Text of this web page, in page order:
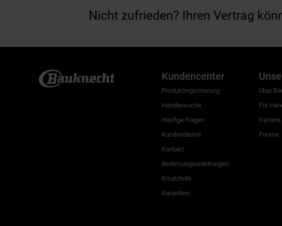
Nicht zufrieden? Ihren Vertrag
Kundencenter
Produktregistrierung
Händlersuche
Häufige Fragen
Kundendienst
Kontakt
Bedienungsanleitungen
Ersatzteile
Garantien
Über
Für
Karriere
Presse